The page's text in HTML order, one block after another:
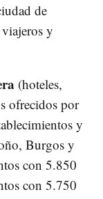
de
y
(hoteles,
ofrecidos por
y
Burgos y
con 5.850
con 5.750